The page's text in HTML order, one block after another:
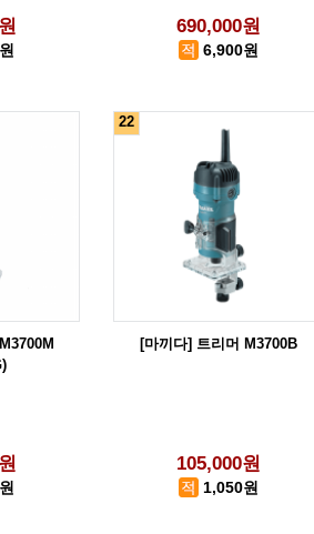
690,000원
6,900원
22
[마끼다] 트리머 M3700B
105,000원
1,050원